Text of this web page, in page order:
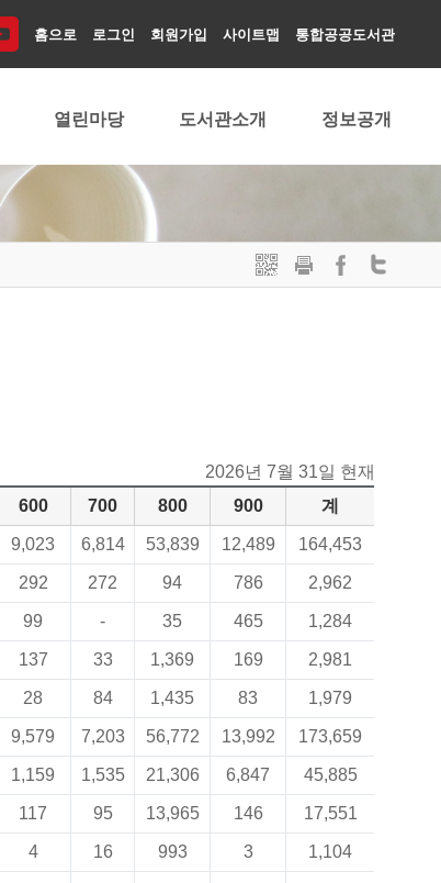
홈으로 로그인 회원가입 사이트맵 통합공공도서관
열린마당 도서관소개 정보공개
2026년 7월 31일 현재
600 700 800 900 계
9,023 6,814 53,839 12,489 164,453
292 272 94 786 2,962
99 - 35 465 1,284
137 33 1,369 169 2,981
28 84 1,435 83 1,979
9,579 7,203 56,772 13,992 173,659
1,159 1,535 21,306 6,847 45,885
117 95 13,965 146 17,551
4 16 993 3 1,104